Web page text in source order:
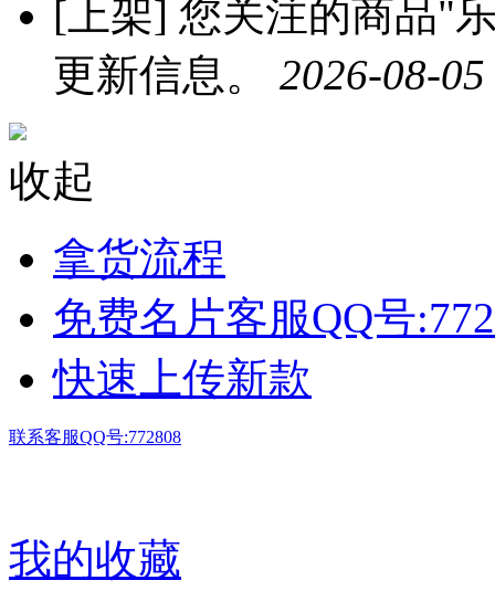
[上架] 您关注的商品"
更新信息。 2026-08-
收起
拿货流程
免费名片客服QQ号
快速上传新款
联系客服QQ号:772808
我的收藏